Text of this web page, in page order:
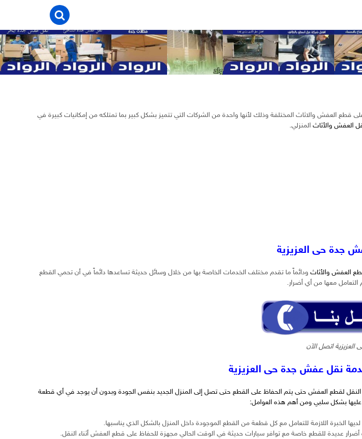
قطع العفش والاثاث المختلفة وذلك لأنها واحدة من الشركات التي تتميز بشكل كبير بما تمتلكه من إمكانيات كبيرة في
العفش والأثاث المنزلي.
جدة حى العزيزية
العفش والأثاث ودائماً ما تقدم مختلف الخدمات الخاصة بها من خلال وسائل حديثة تساعدها دائماً في أن تحمي القطع
التعامل معها من أي أضرار.
اتصل الآن
نقل عفش جدة حى العزيزية
النقل لقطع العفش حتى يتم الحفاظ على القطع حتى تصل إلى المنزل الجديد بنفس الجودة وبدون أن يوجد في أي قطعة
بشكل سلبي ومن أهم هذه العوامل:
الخبرة اللازمة للتعامل مع كل قطعة من القطع الموجودة داخل المنزل بالشكل الذي يناسبها.
عديدة للقطع خاصة مع توافر سيارات حديثة في الوقت الحالي مجهزة للحفاظ على قطع العفش أثناء النقل.